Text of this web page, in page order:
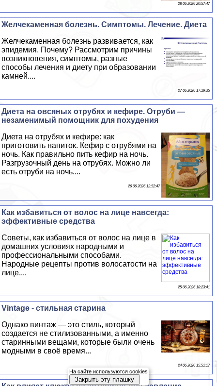
28 06 2026 20:57:47
Желчекаменная болезнь. Симптомы. Лечение. Диета
Желчекаменная болезнь развивается, как
эпидемия. Почему? Рассмотрим причины
возникновения, симптомы, разные
способы лечения и диету при образовании
камней....
27 06 2026 17:19:35
Диета на овсяных отрубях и кефире. Отруби —
незаменимый помощник для похудения
Диета на отрубях и кефире: как
приготовить напиток. Кефир с отрубями на
ночь. Как правильно пить кефир на ночь.
Разгрузочный день на отрубях. Можно ли
есть отруби на ночь....
26 06 2026 12:52:47
Как избавиться от волос на лице навсегда:
эффективные средства
Советы, как избавиться от волос на лице в
домашних условиях народными и
профессиональными способами.
Народные рецепты против волосатости на
лице....
25 06 2026 18:23:41
Vintage - стильная старина
Однако винтаж — это стиль, который
создается не стилизованными, а именно
старинными вещами, которые были очень
модными в своё время...
24 06 2026 15:51:17
На сайте используются cookies
Закрыть эту плашку